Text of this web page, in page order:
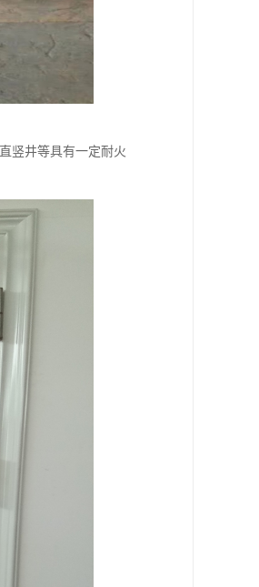
竖井等具有一定耐火